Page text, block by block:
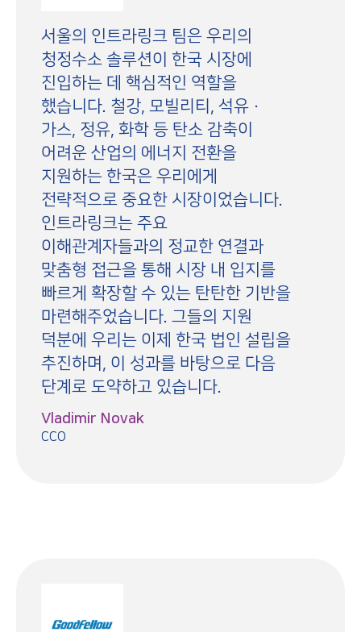
서울의 인트라링크 팀은 우리의
청정수소 솔루션이 한국 시장에
진입하는 데 핵심적인 역할을
했습니다. 철강, 모빌리티, 석유·
가스, 정유, 화학 등 탄소 감축이
어려운 산업의 에너지 전환을
지원하는 한국은 우리에게
전략적으로 중요한 시장이었습니다.
인트라링크는 주요
이해관계자들과의 정교한 연결과
맞춤형 접근을 통해 시장 내 입지를
빠르게 확장할 수 있는 탄탄한 기반을
마련해주었습니다. 그들의 지원
덕분에 우리는 이제 한국 법인 설립을
추진하며, 이 성과를 바탕으로 다음
단계로 도약하고 있습니다.
Vladimir Novak
CCO